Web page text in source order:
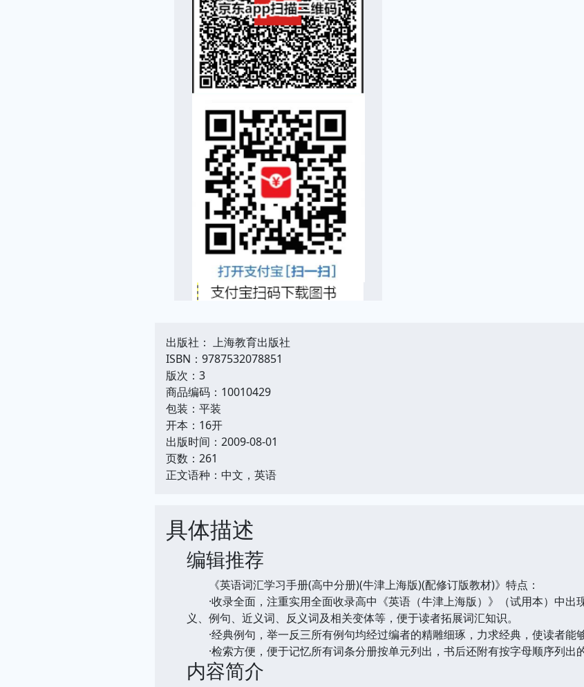
出版社： 上海教育出版社
ISBN：9787532078851
版次：3
商品编码：10010429
包装：平装
开本：16开
出版时间：2009-08-01
页数：261
正文语种：中文，英语
具体描述
编辑推荐
《英语词汇学习手册(高中分册)(牛津上海版)(配修订版教材)》特点：
·收录全面，注重实用全面收录高中《英语（牛津上海版）》（试用本）中出
义、例句、近义词、反义词及相关变体等，便于读者拓展词汇知识。
·经典例句，举一反三所有例句均经过编者的精雕细琢，力求经典，使读者能
·检索方便，便于记忆所有词条分册按单元列出，书后还附有按字母顺序列出
内容简介